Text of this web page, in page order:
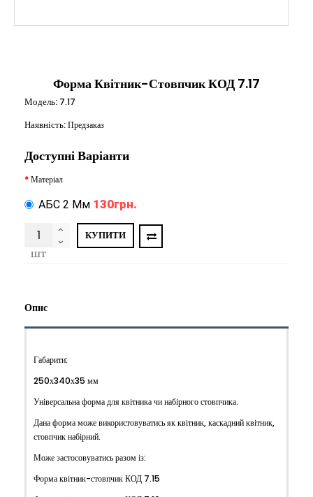
Форма Квітник-Стовпчик КОД 7.17
Модель: 7.17
Наявність:Предзаказ
Доступні Варіанти
Матеріал
АБС 2 Мм 130грн.
шт
КУПИТИ
Опис
Габарити:
250х340х35 мм
Універсальна форма для квітника чи набірного стовпчика.
Дана форма може використовуватись як квітник, каскадний квітник,
стовпчик набірний.
Може застосовуватись разом із:
Форма квітник-стовпчик КОД 7.15